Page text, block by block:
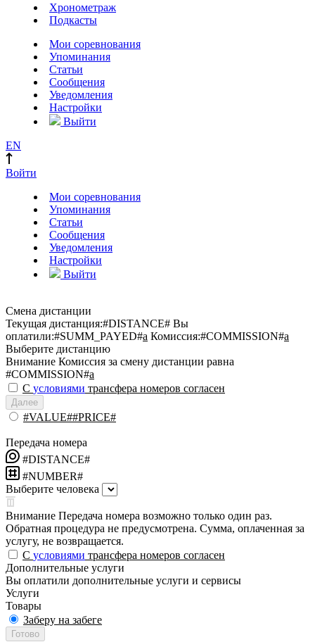
Хронометраж
Подкасты
Мои соревнования
Упоминания
Статьи
Сообщения
Уведомления
Настройки
Выйти
EN
Войти
Мои соревнования
Упоминания
Статьи
Сообщения
Уведомления
Настройки
Выйти
Смена дистанции
Текущая дистанция:#DISTANCE# Вы
оплатили:#SUMM_PAYED#a Комиссия:#COMMISSION#a
Выберите дистанцию
Внимание Комиссия за смену дистанции равна
#COMMISSION#a
С условиями трансфера номеров согласен
Далее
#VALUE##PRICE#
Передача номера
#DISTANCE#
#NUMBER#
Выберите человека
Внимание Передача номера возможно только один раз.
Обратная процедура не предусмотрена. Сумма, оплаченная за
услугу, не возвращается.
С условиями трансфера номеров согласен
Дополнительные услуги
Вы оплатили дополнительные услуги и сервисы
Услуги
Товары
Заберу на забеге
Готово